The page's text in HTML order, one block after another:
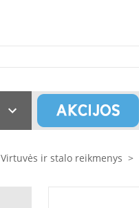
Virtuvės ir stalo reikmenys >